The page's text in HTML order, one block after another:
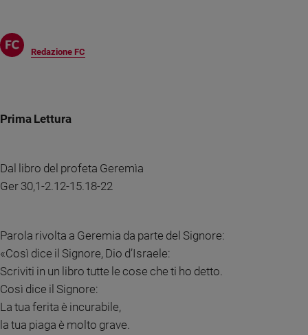
Papa
Papa
spiritualità
Santi
fede
Parola
del
del
giorno
Redazione FC
Prima Lettura
Dal libro del profeta Geremìa
Ger 30,1-2.12-15.18-22
Parola rivolta a Geremia da parte del Signore:
«Così dice il Signore, Dio d’Israele:
Scriviti in un libro tutte le cose che ti ho detto.
Così dice il Signore:
La tua ferita è incurabile,
la tua piaga è molto grave.